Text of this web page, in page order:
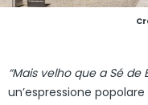
“Mais velho que a Sé de
un’espressione